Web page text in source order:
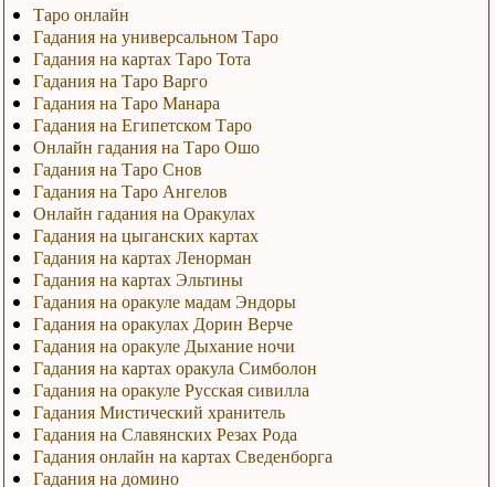
Таро онлайн
Гадания на универсальном Таро
Гадания на картах Таро Тота
Гадания на Таро Варго
Гадания на Таро Манара
Гадания на Египетском Таро
Онлайн гадания на Таро Ошо
Гадания на Таро Снов
Гадания на Таро Ангелов
Онлайн гадания на Оракулах
Гадания на цыганских картах
Гадания на картах Ленорман
Гадания на картах Эльтины
Гадания на оракуле мадам Эндоры
Гадания на оракулах Дорин Верче
Гадания на оракуле Дыхание ночи
Гадания на картах оракула Симболон
Гадания на оракуле Русская сивилла
Гадания Мистический хранитель
Гадания на Славянских Резах Рода
Гадания онлайн на картах Сведенборга
Гадания на домино